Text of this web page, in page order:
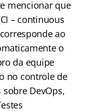
mencionar que
– continuous
ao
o
da equipe
no controle de
DevOps,